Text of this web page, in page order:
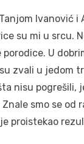
Ivanović i
su mi u srcu.
U
zvali u jedom
nisu pogrešili,
smo se od
proistekao